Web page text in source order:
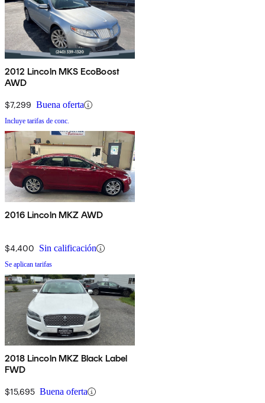
2012 Lincoln MKS EcoBoost
AWD
$7,299 Buena oferta
Incluye tarifas de conc.
2016 Lincoln MKZ AWD
$4,400 Sin calificación
Se aplican tarifas
2018 Lincoln MKZ Black Label
FWD
$15,695 Buena oferta